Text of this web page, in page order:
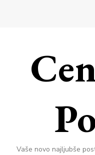
Vaše novo najljubše